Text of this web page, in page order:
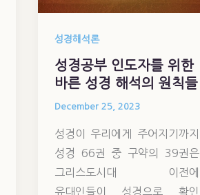
성경해석론
성경공부 인도자를 위한
바른 성경 해석의 원칙들
December 25, 2023
성경이 우리에게 주어지기까지
성경 66권 중 구약의 39권은
그리스도시대 이전에
유대인들이 성경으로 확인